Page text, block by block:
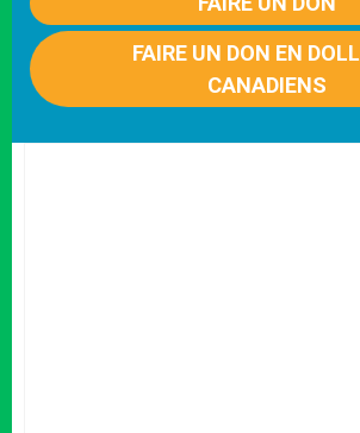
FAIRE UN DON EN
CANADIENS